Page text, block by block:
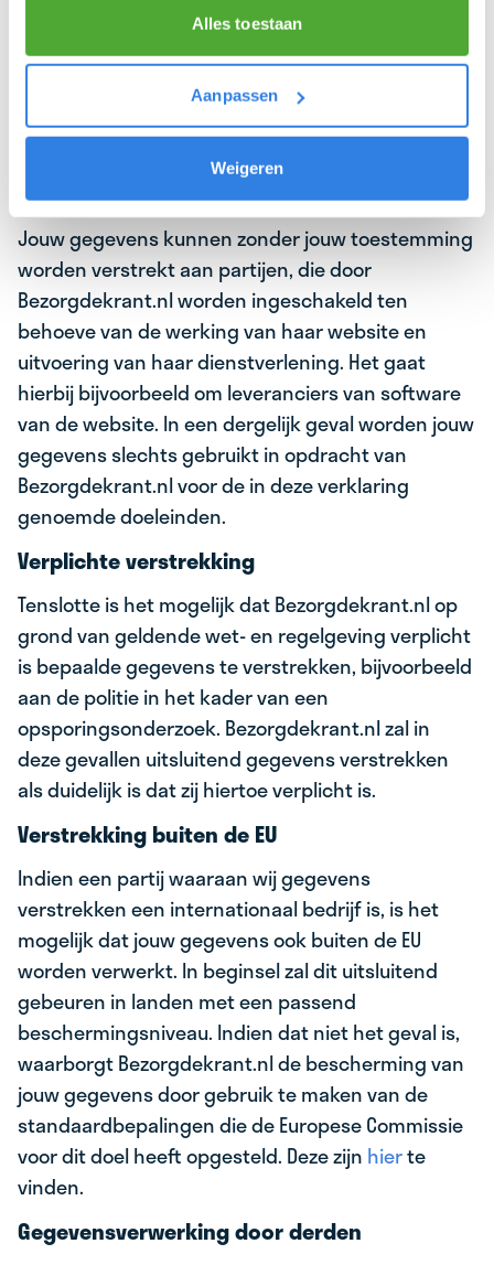
Alles toestaan
Aanpassen
Weigeren
vervoerder aan de slag te gaan. Jouw gegevens
worden bijvoorbeeld verstrekt aan de
depothouder van de wijk waar je als bezorger
werkzaam zal zijn.
Door Bezorgdekrant.nl ingeschakelde
partijen
Jouw gegevens kunnen zonder jouw toestemming
worden verstrekt aan partijen, die door
Bezorgdekrant.nl worden ingeschakeld ten
behoeve van de werking van haar website en
uitvoering van haar dienstverlening. Het gaat
hierbij bijvoorbeeld om leveranciers van software
van de website. In een dergelijk geval worden jouw
gegevens slechts gebruikt in opdracht van
Bezorgdekrant.nl voor de in deze verklaring
genoemde doeleinden.
Verplichte verstrekking
Tenslotte is het mogelijk dat Bezorgdekrant.nl op
grond van geldende wet- en regelgeving verplicht
is bepaalde gegevens te verstrekken, bijvoorbeeld
aan de politie in het kader van een
opsporingsonderzoek. Bezorgdekrant.nl zal in
deze gevallen uitsluitend gegevens verstrekken
als duidelijk is dat zij hiertoe verplicht is.
Verstrekking buiten de EU
Indien een partij waaraan wij gegevens
verstrekken een internationaal bedrijf is, is het
mogelijk dat jouw gegevens ook buiten de EU
worden verwerkt. In beginsel zal dit uitsluitend
gebeuren in landen met een passend
beschermingsniveau. Indien dat niet het geval is,
waarborgt Bezorgdekrant.nl de bescherming van
jouw gegevens door gebruik te maken van de
standaardbepalingen die de Europese Commissie
voor dit doel heeft opgesteld. Deze zijn hierte
vinden.
Gegevensverwerking door derden